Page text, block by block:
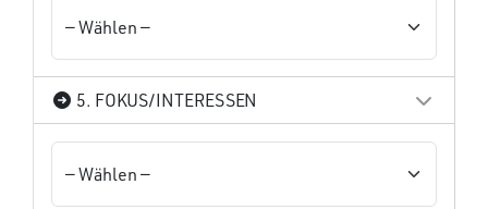
5. FOKUS/INTERESSEN